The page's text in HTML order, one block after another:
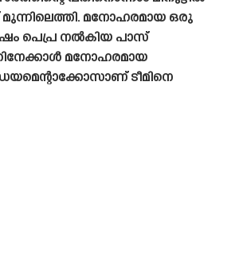
മുന്നിലെത്തി. മനോഹരമായ ഒരു
പെപ്ര നൽകിയ പാസ്
മനോഹരമായ
ടീമിനെ